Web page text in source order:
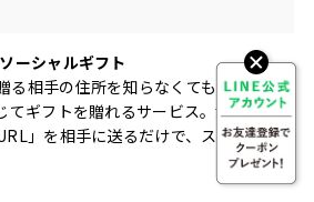
ーシャルギフト
る相手の住所を知らなくても、LINEや
てギフトを贈れるサービス。注文後に
」を相手に送るだけで、スムーズに